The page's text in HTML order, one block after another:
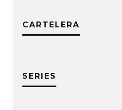
CARTELERA
SERIES